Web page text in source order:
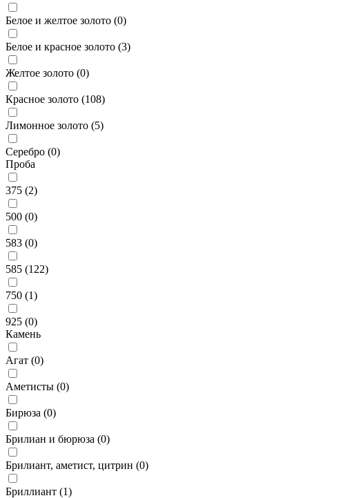
Белое и желтое золото (0)
Белое и красное золото (3)
Желтое золото (0)
Красное золото (108)
Лимонное золото (5)
Серебро (0)
Проба
375 (2)
500 (0)
583 (0)
585 (122)
750 (1)
925 (0)
Камень
Агат (0)
Аметисты (0)
Бирюза (0)
Брилиан и бюрюза (0)
Брилиант, аметист, цитрин (0)
Бриллиант (1)